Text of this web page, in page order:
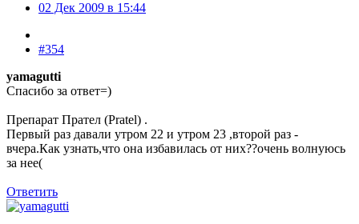
02 Дек 2009 в 15:44
#354
yamagutti
Спасибо за ответ=)
Препарат Прател (Pratel) .
Первый раз давали утром 22 и утром 23 ,второй раз -
вчера.Как узнать,что она избавилась от них??очень волнуюсь
за нее(
Ответить